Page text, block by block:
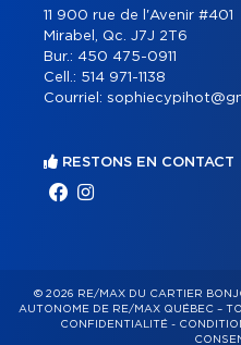
11 900 rue de l'Avenir #401
Mirabel, Qc. J7J 2T6
Bur.: 450 475-0911
Cell.: 514 971-1138
Courriel:
RESTONS EN CONTACT
© 2026 RE/MAX DU CARTIER
AUTONOME DE RE/MAX QUÉBEC –
CONFIDENTIALITÉ-